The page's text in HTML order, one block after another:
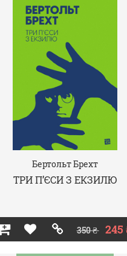
Бертольт Брехт
ТРИ П’ЄСИ З ЕКЗИЛЮ
350 ₴ 245